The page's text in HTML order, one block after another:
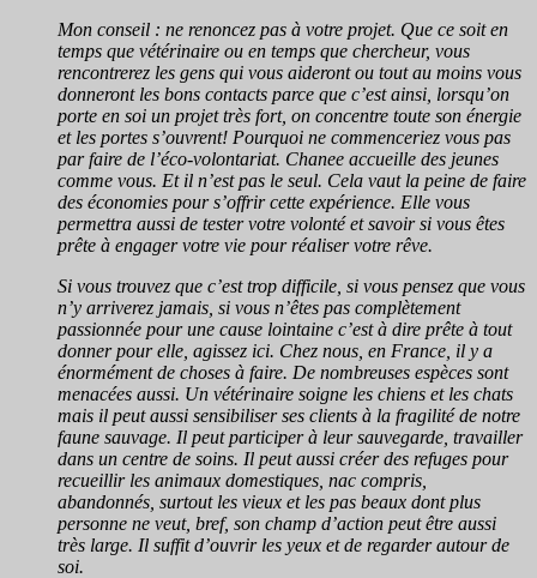
Mon conseil : ne renoncez pas à votre projet. Que ce soit en
temps que vétérinaire ou en temps que chercheur, vous
rencontrerez les gens qui vous aideront ou tout au moins vous
donneront les bons contacts parce que c’est ainsi, lorsqu’on
porte en soi un projet très fort, on concentre toute son énergie
et les portes s’ouvrent! Pourquoi ne commenceriez vous pas
par faire de l’éco-volontariat. Chanee accueille des jeunes
comme vous. Et il n’est pas le seul. Cela vaut la peine de faire
des économies pour s’offrir cette expérience. Elle vous
permettra aussi de tester votre volonté et savoir si vous êtes
prête à engager votre vie pour réaliser votre rêve.
Si vous trouvez que c’est trop difficile, si vous pensez que vous
n’y arriverez jamais, si vous n’êtes pas complètement
passionnée pour une cause lointaine c’est à dire prête à tout
donner pour elle, agissez ici. Chez nous, en France, il y a
énormément de choses à faire. De nombreuses espèces sont
menacées aussi. Un vétérinaire soigne les chiens et les chats
mais il peut aussi sensibiliser ses clients à la fragilité de notre
faune sauvage. Il peut participer à leur sauvegarde, travailler
dans un centre de soins. Il peut aussi créer des refuges pour
recueillir les animaux domestiques, nac compris,
abandonnés, surtout les vieux et les pas beaux dont plus
personne ne veut, bref, son champ d’action peut être aussi
très large. Il suffit d’ouvrir les yeux et de regarder autour de
soi.